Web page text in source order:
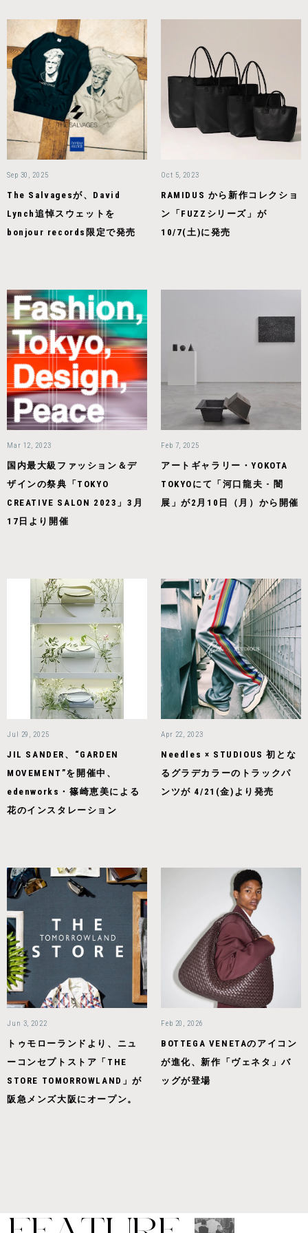
Sep 30, 2025
The Salvagesが、David
Lynch追悼スウェットを
bonjour records限定で発売
Oct 5, 2023
RAMIDUS から新作コレクショ
ン「FUZZシリーズ」が
10/7(土)に発売
Mar 12, 2023
国内最大級ファッション＆デ
ザインの祭典「TOKYO
CREATIVE SALON 2023」3月
17日より開催
Feb 7, 2025
アートギャラリー・YOKOTA
TOKYOにて「河口龍夫 - 闇
展」が2月10日（月）から開催
Jul 29, 2025
JIL SANDER、“GARDEN
MOVEMENT”を開催中、
edenworks・篠崎恵美による
花のインスタレーション
Apr 22, 2023
Needles × STUDIOUS 初とな
るグラデカラーのトラックパ
ンツが 4/21(金)より発売
Jun 3, 2022
トゥモローランドより、ニュ
ーコンセプトストア「THE
STORE TOMORROWLAND」が
阪急メンズ大阪にオープン。
Feb 20, 2026
BOTTEGA VENETAのアイコン
が進化、新作「ヴェネタ」バ
ッグが登場